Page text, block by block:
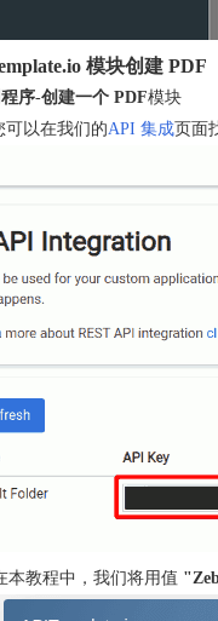
模块创建 PDF
序-创建一个 PDF模块
可以在我们的API 集成页面
本教程中，我们将用值